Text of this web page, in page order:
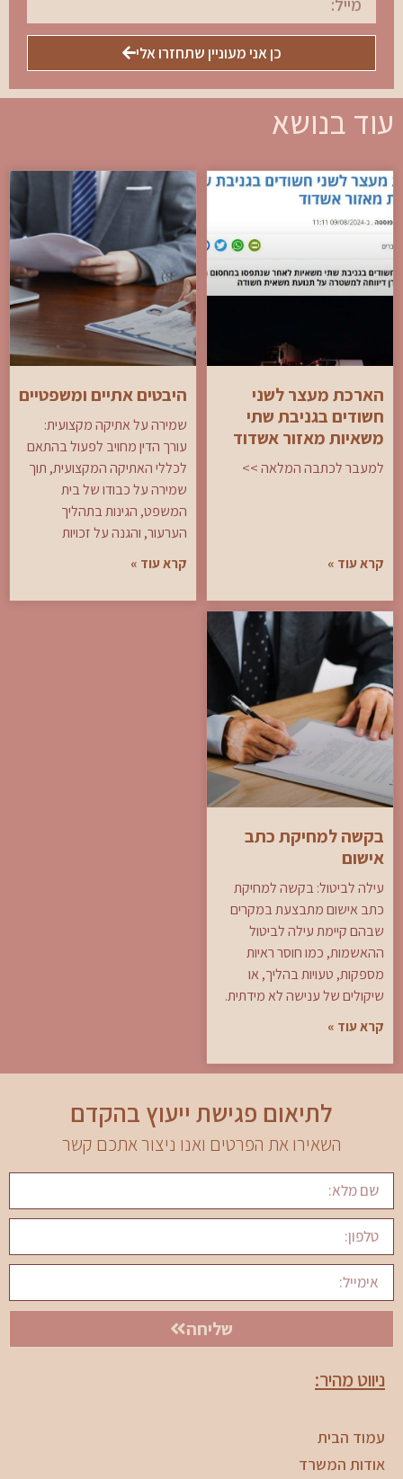
כן אני מעוניין שתחזרו אלי
עוד בנושא
הארכת מעצר לשני
חשודים בגניבת שתי
משאיות מאזור אשדוד
למעבר לכתבה המלאה >>
קרא עוד »
היבטים אתיים ומשפטיים
שמירה על אתיקה מקצועית:
עורך הדין מחויב לפעול בהתאם
לכללי האתיקה המקצועית, תוך
שמירה על כבודו של בית
המשפט, הגינות בתהליך
הערעור, והגנה על זכויות
קרא עוד »
בקשה למחיקת כתב
אישום
עילה לביטול: בקשה למחיקת
כתב אישום מתבצעת במקרים
שבהם קיימת עילה לביטול
ההאשמות, כמו חוסר ראיות
מספקות, טעויות בהליך, או
שיקולים של ענישה לא מידתית.
קרא עוד »
לתיאום פגישת ייעוץ בהקדם
השאירו את הפרטים ואנו ניצור אתכם קשר
שליחה
ניווט מהיר:
עמוד הבית
אודות המשרד